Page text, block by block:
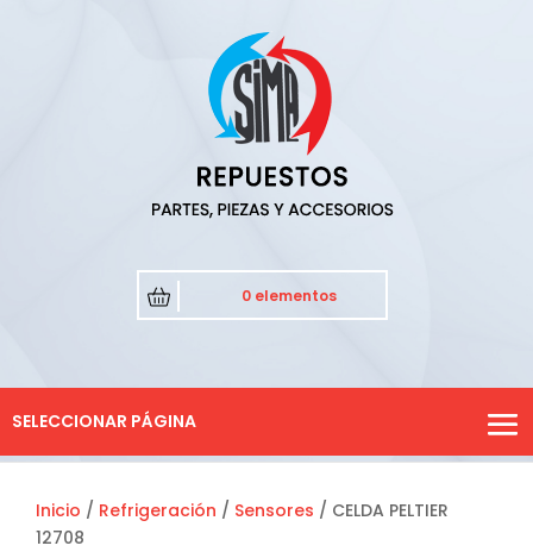
0 elementos
SELECCIONAR PÁGINA
Inicio / Refrigeración / Sensores / CELDA PELTIER
12708